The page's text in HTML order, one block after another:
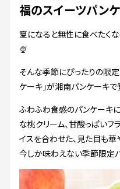
福のスイーツパン
夏になると無性に食べたく
🍨
そんな季節にぴったりの限
ケーキ」が湘南パンケーキ
ふわふわ食感のパンケーキ
な桃クリーム、甘酸っぱいフ
イスを合わせた、見た目も
今しか味わえない季節限定